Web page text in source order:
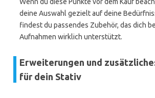
deine Auswahl gezielt auf deine
findest du passendes Zubehör, das dich
Aufnahmen wirklich unterstützt.
Erweiterungen und
für dein Stativ